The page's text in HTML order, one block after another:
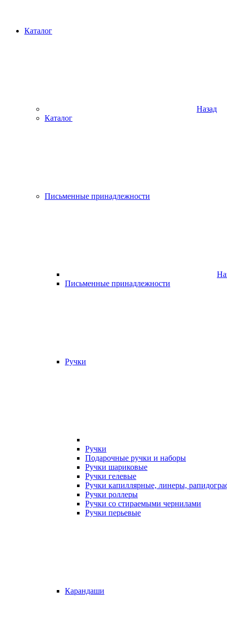
Каталог
Назад
Каталог
Письменные принадлежности
Письменные принадлежности
Ручки
Ручки
Подарочные ручки и наборы
Ручки шариковые
Ручки гелевые
Ручки капиллярные, линеры,
Ручки роллеры
Ручки со стираемыми чернилами
Ручки перьевые
Карандаши